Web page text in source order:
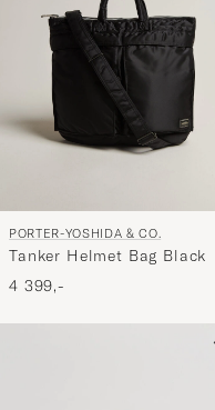
PORTER-YOSHIDA & CO.
Tanker Helmet Bag Black
4 399,-